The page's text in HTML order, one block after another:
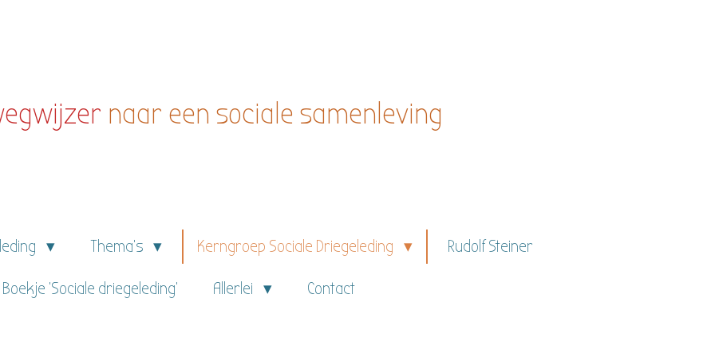
naar een sociale samenleving
Thema's Kerngroep Sociale Driegeleding Rudolf Steiner
Boekje 'Sociale driegeleding' Allerlei Contact